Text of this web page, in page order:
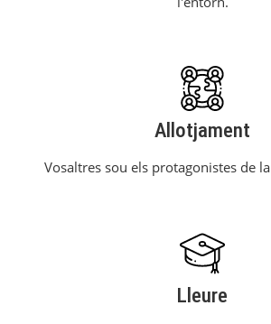
Allotjament
Vosaltres sou els protagonistes de
Lleure